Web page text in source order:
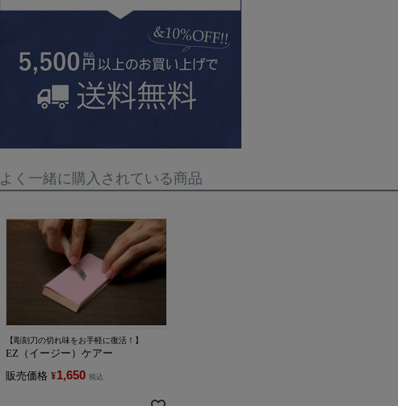
よく一緒に購入されている商品
【彫刻刀の切れ味をお手軽に復活！】
EZ（イージー）ケアー
販売価格 ¥1,650 税込